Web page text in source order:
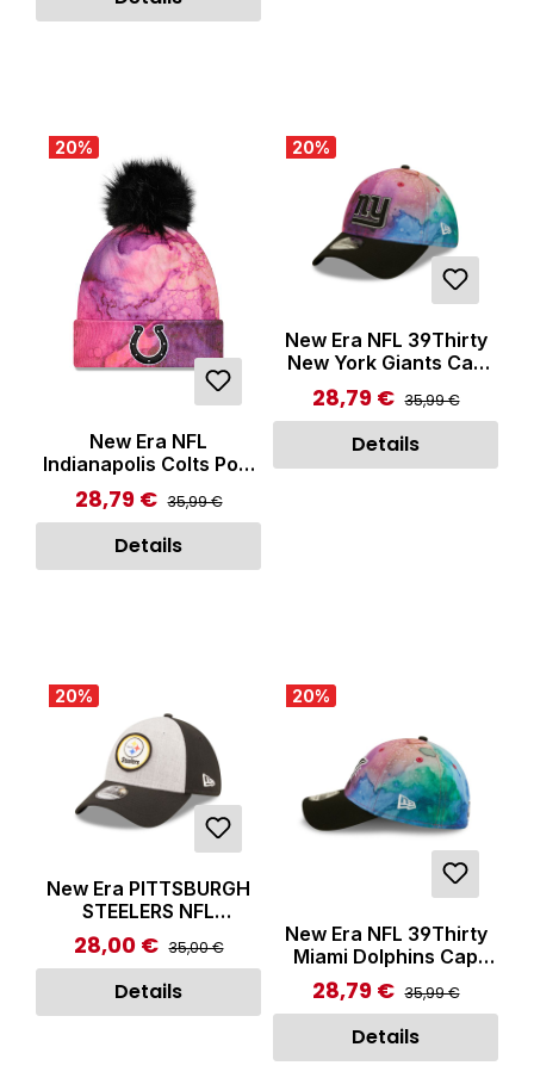
20%
New Era NFL
Indianapolis Colts Pom
Knit Beanie Multicolor
Verkaufspreis:
28,79 € Regulärer Preis:
35,99 €
Details
20%
New Era NFL 39Thirty
New York Giants Cap
Multicolor
Verkaufspreis:
28,79 € Regulärer Preis:
35,99 €
Details
20%
New Era PITTSBURGH
STEELERS NFL
39THIRTY Stretch Fit
Cap Black/ Grey
Verkaufspreis:
28,00 € Regulärer Preis:
35,00 €
Details
20%
New Era NFL 39Thirty
Miami Dolphins Cap
Multicolor
Verkaufspreis:
28,79 € Regulärer Preis:
35,99 €
Details